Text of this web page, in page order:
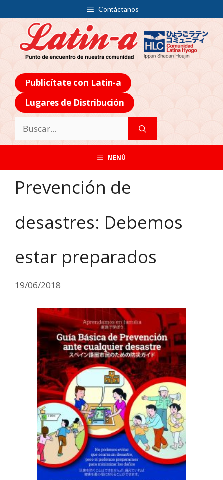
Contáctanos
Publicítate con Latin-a
Lugares de Distribución
MENÚ
Prevención de
desastres: Debemos
estar preparados
19/06/2018